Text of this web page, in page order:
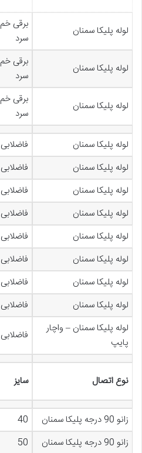
لوله پلیکا سمنان
برقی خم
سرد
لوله پلیکا سمنان
برقی خم
سرد
لوله پلیکا سمنان
برقی خم
سرد
لوله پلیکا سمنان فاضلابی
لوله پلیکا سمنان
فاضلابی
لوله پلیکا سمنان
فاضلابی
لوله پلیکا سمنان
فاضلابی
لوله پلیکا سمنان
فاضلابی
لوله پلیکا سمنان
فاضلابی
لوله پلیکا سمنان
فاضلابی
لوله پلیکا سمنان
فاضلابی
لوله پلیکا سمنان – واچار
پایپ
فاضلابی
نوع اتصال سایز
زانو 90 درجه پلیکا سمنان 40
زانو 90 درجه پلیکا سمنان
50